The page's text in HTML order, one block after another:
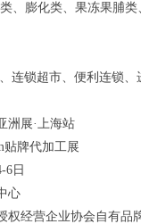
、膨化类、果冻果脯
连锁超市、便利连锁
洲展·上海站
贴牌代加工展
6日
心
权经营企业协会自有品